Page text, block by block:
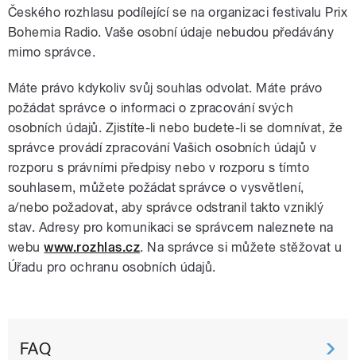
Českého rozhlasu podílející se na organizaci festivalu Prix
Bohemia Radio. Vaše osobní údaje nebudou předávány
mimo správce.
Máte právo kdykoliv svůj souhlas odvolat. Máte právo
požádat správce o informaci o zpracování svých
osobních údajů. Zjistíte-li nebo budete-li se domnívat, že
správce provádí zpracování Vašich osobních údajů v
rozporu s právními předpisy nebo v rozporu s tímto
souhlasem, můžete požádat správce o vysvětlení,
a/nebo požadovat, aby správce odstranil takto vzniklý
stav. Adresy pro komunikaci se správcem naleznete na
webuwww.rozhlas.cz. Na správce si můžete stěžovat u
Úřadu pro ochranu osobních údajů.
FAQ